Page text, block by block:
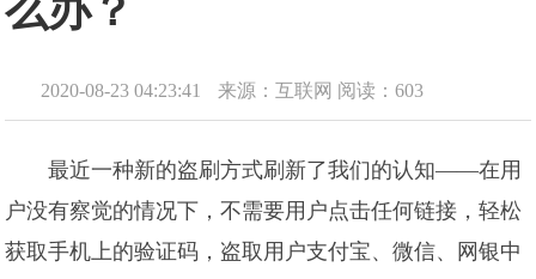
么办？
2020-08-23 04:23:41 来源：互联网 阅读：603
最近一种新的盗刷方式刷新了我们的认知——在用
户没有察觉的情况下，不需要用户点击任何链接，轻松
获取手机上的验证码，盗取用户支付宝、微信、网银中